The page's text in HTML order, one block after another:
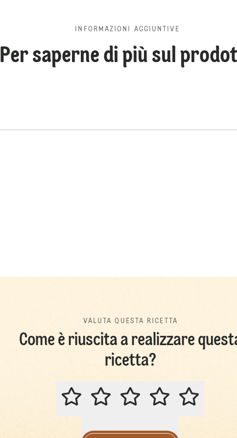
INFORMAZIONI AGGIUNTIVE
Per saperne di più sul
VALUTA QUESTA RICETTA
Come è riuscita a realizzare
ricetta?
VALUTA QUESTA RICETTA